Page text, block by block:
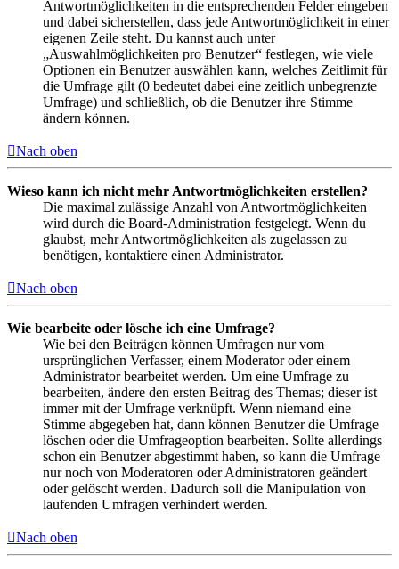
Antwortmöglichkeiten in die entsprechenden Felder eingeben
und dabei sicherstellen, dass jede Antwortmöglichkeit in einer
eigenen Zeile steht. Du kannst auch unter
„Auswahlmöglichkeiten pro Benutzer“ festlegen, wie viele
Optionen ein Benutzer auswählen kann, welches Zeitlimit für
die Umfrage gilt (0 bedeutet dabei eine zeitlich unbegrenzte
Umfrage) und schließlich, ob die Benutzer ihre Stimme
ändern können.
Nach oben
Wieso kann ich nicht mehr Antwortmöglichkeiten erstellen?
Die maximal zulässige Anzahl von Antwortmöglichkeiten
wird durch die Board-Administration festgelegt. Wenn du
glaubst, mehr Antwortmöglichkeiten als zugelassen zu
benötigen, kontaktiere einen Administrator.
Nach oben
Wie bearbeite oder lösche ich eine Umfrage?
Wie bei den Beiträgen können Umfragen nur vom
ursprünglichen Verfasser, einem Moderator oder einem
Administrator bearbeitet werden. Um eine Umfrage zu
bearbeiten, ändere den ersten Beitrag des Themas; dieser ist
immer mit der Umfrage verknüpft. Wenn niemand eine
Stimme abgegeben hat, dann können Benutzer die Umfrage
löschen oder die Umfrageoption bearbeiten. Sollte allerdings
schon ein Benutzer abgestimmt haben, so kann die Umfrage
nur noch von Moderatoren oder Administratoren geändert
oder gelöscht werden. Dadurch soll die Manipulation von
laufenden Umfragen verhindert werden.
Nach oben